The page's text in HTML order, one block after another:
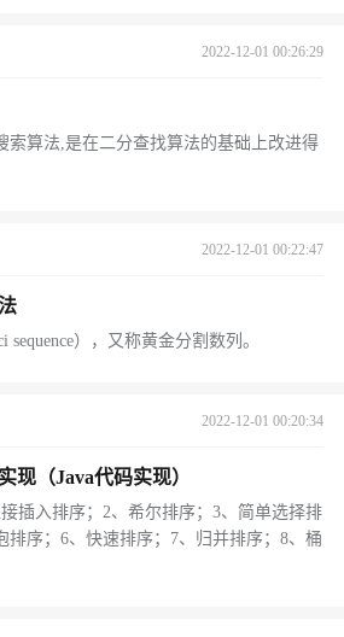
2022-12-01 00:26:29
索算法,是在二分查找算法的基础上改进得
2022-12-01 00:22:47
sequence），又称黄金分割数列。
2022-12-01 00:20:34
现（Java代码实现）
插入排序；2、希尔排序；3、简单选择排
排序；6、快速排序；7、归并排序；8、桶